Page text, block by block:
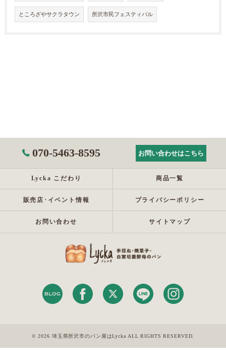
ところざやサクラタウン 所沢市民フェスティバル
070-5463-8595 お問い合わせはこちら
Lycka こだわり 商品一覧
販売店･イベント情報 プライバシーポリシー
お問い合わせ サイトマップ
© 2026 埼玉県所沢市のパン屋はLycka ALL RIGHTS RESERVED.